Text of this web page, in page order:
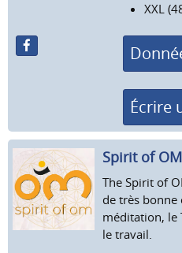
XXL
Écrire
Spirit of
The Spirit of
de très
méditation, le
le travail.